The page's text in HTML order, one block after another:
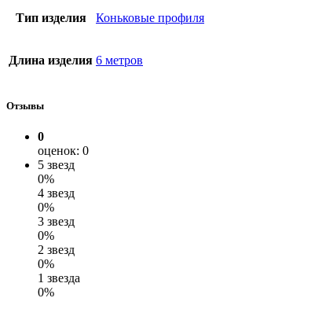
Тип изделия Коньковые профиля
Длина изделия 6 метров
Отзывы
0
оценок: 0
5 звезд
0%
4 звезд
0%
3 звезд
0%
2 звезд
0%
1 звезда
0%